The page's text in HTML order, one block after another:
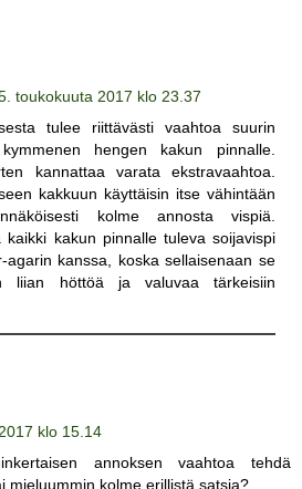
toukokuuta 2017 klo 23.37
tulee riittävästi vaahtoa suurin
hengen kakun pinnalle.
kannattaa varata ekstravaahtoa.
kakkuun käyttäisin itse vähintään
kolme annosta vispiä.
kaikki kakun pinnalle tuleva soijavispi
agarin kanssa, koska sellaisenaan se
liian höttöä ja valuvaa tärkeisiin
klo 15.14
annoksen vaahtoa tehdä
mieluummin kolme erillistä satsia?